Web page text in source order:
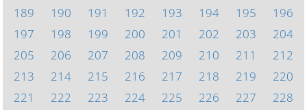
189
190 191 192 193 194 195
196
197
198 199 200 201 202 203
204
205
206 207 208 209 210 211
212
213
214 215 216 217 218 219
220
221
222 223 224 225 226 227
228